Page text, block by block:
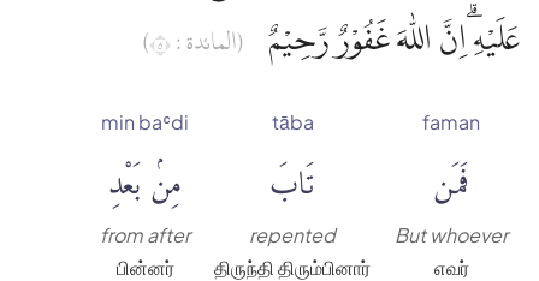
عَلَيْهِ ۗاِنَّ اللّٰهَ غَفُوْرٌ رَّحِيْمٌ
(المائدة : ٥)
faman
فَمَن
But whoever
எவர்
tāba
تَابَ
repented
திருந்தி திரும்பினார்
min baʿdi
مِنۢ بَعْدِ
from after
பின்னர்